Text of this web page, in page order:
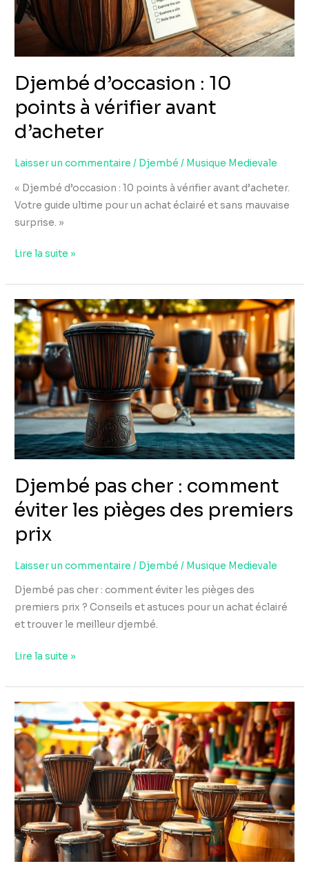
Djembé d’occasion : 10
points à vérifier avant
d’acheter
Laisser un commentaire / Djembé / Musique Medievale
« Djembé d’occasion : 10 points à vérifier avant d’acheter.
Votre guide ultime pour un achat éclairé et sans mauvaise
surprise. »
vérifier
avant
d’acheter
Lire la suite »
Djembé pas cher : comment
éviter les pièges des premiers
prix
Laisser un commentaire / Djembé / Musique Medievale
Djembé pas cher : comment éviter les pièges des
premiers prix ? Conseils et astuces pour un achat éclairé
et trouver le meilleur djembé.
Djembé
pas
cher
:
comment
éviter
les
pièges
des
premiers
prix
Lire la suite »
d’un
djembé
:
ce
qui
fait
varier
le
budget